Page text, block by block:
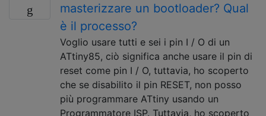
masterizzare un bootloader? Qual
è il processo?
Voglio usare tutti e sei i pin I / O di un
ATtiny85, ciò significa anche usare il pin di
reset come pin I / O, tuttavia, ho scoperto
che se disabilito il pin RESET, non posso
più programmare ATtiny usando un
Programmatore ISP. Tuttavia, ho scoperto